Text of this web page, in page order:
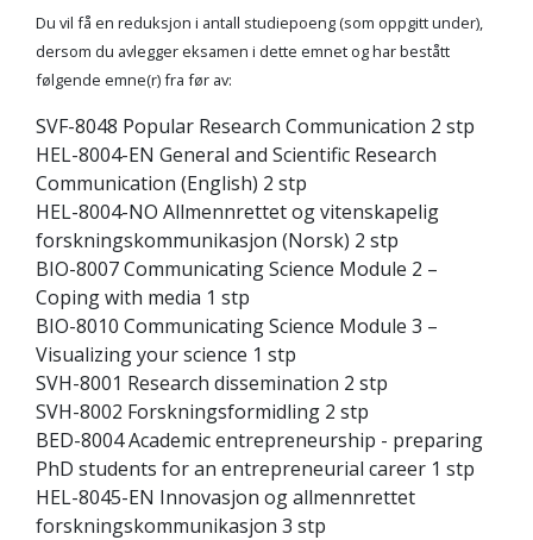
Du vil få en reduksjon i antall studiepoeng (som oppgitt under),
dersom du avlegger eksamen i dette emnet og har bestått
følgende emne(r) fra før av:
SVF-8048 Popular Research Communication 2 stp
HEL-8004-EN General and Scientific Research
Communication (English) 2 stp
HEL-8004-NO Allmennrettet og vitenskapelig
forskningskommunikasjon (Norsk) 2 stp
BIO-8007 Communicating Science Module 2 –
Coping with media 1 stp
BIO-8010 Communicating Science Module 3 –
Visualizing your science 1 stp
SVH-8001 Research dissemination 2 stp
SVH-8002 Forskningsformidling 2 stp
BED-8004 Academic entrepreneurship - preparing
PhD students for an entrepreneurial career 1 stp
HEL-8045-EN Innovasjon og allmennrettet
forskningskommunikasjon 3 stp